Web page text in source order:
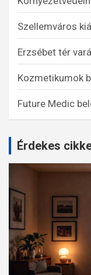
Szellemváros
Erzsébet tér
Kozmetikumok
Future Medic
Érdekes